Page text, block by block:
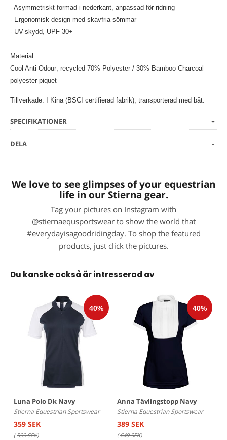
- Asymmetriskt formad i nederkant, anpassad för ridning
- Ergonomisk design med skavfria sömmar
- UV-skydd, UPF 30+
Material
Cool Anti-Odour; recycled 70% Polyester / 30% Bamboo Charcoal
polyester piquet
Tillverkade: I Kina (BSCI certifierad fabrik), transporterad med båt.
SPECIFIKATIONER
DELA
We love to see glimpses of your equestrian
life in our Stierna gear.
Tag your pictures on Instagram with
@stiernaequsportswear to show the world that
#everydayisagoodridingday. To shop the featured
products, just click the pictures.
Du kanske också är intresserad av
Luna Polo Dk Navy
Stierna Equestrian Sportswear
359 SEK
(599 SEK)
Anna Tävlingstopp Navy
Stierna Equestrian Sportswear
389 SEK
(649 SEK)